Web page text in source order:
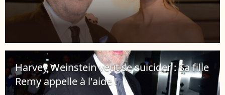
Harvey Weinstein veut se suicider : Sa fille
Remy appelle à l'aide !